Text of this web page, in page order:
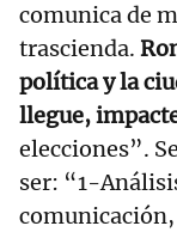
comunica de
trascienda.
política y la
llegue,
elecciones”.
ser: “1-